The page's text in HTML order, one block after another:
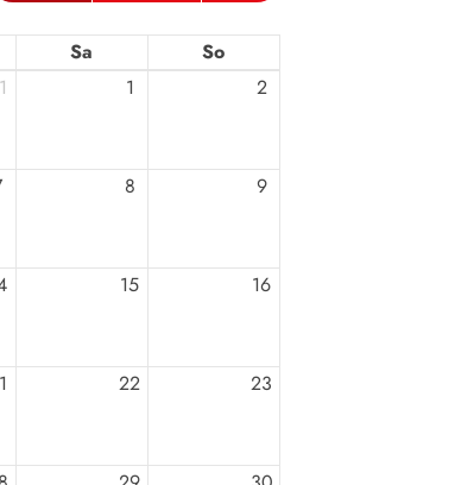
Sa
So
1 2
8 9
15 16
22 23
Weg 4
Sportangebot